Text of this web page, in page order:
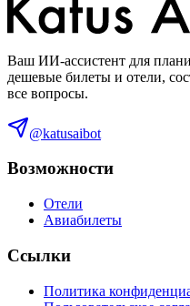
Ваш ИИ-ассистент для
дешевые билеты и отели,
все вопросы.
@katusaibot
Возможности
Отели
Авиабилеты
Ссылки
Политика